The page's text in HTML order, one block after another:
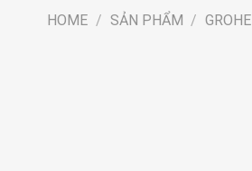
HOME / SẢN PHẨM / GROHE